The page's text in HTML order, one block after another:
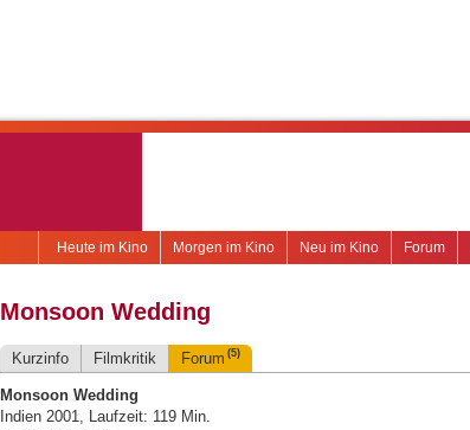
Forum
Neu im Kino
Morgen im Kino
Heute im Kino
Monsoon Wedding
Kurzinfo Filmkritik Forum (5)
Monsoon Wedding
Indien 2001, Laufzeit: 119 Min.